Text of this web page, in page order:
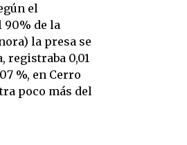
el
90% de la
la presa se
registraba 0,01
%, en Cerro
poco más del